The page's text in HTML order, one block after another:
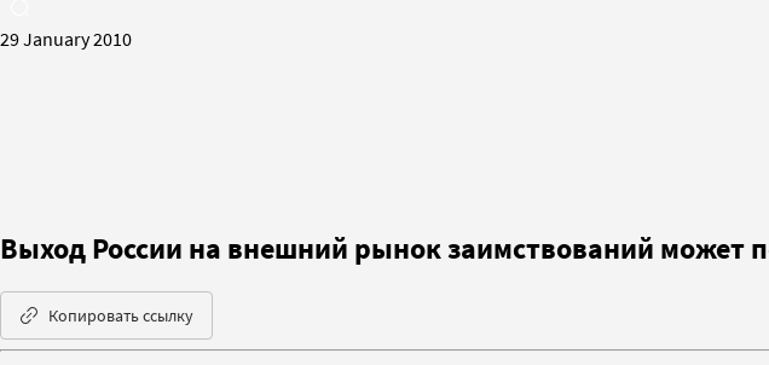
29 January 2010
Выход России на внешний рынок заимствований может
Копировать ссылку